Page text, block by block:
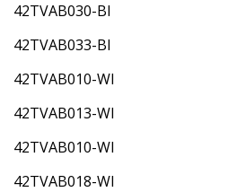
42TVAB030-BI
42TVAB033-BI
42TVAB010-WI
42TVAB013-WI
42TVAB010-WI
42TVAB018-WI